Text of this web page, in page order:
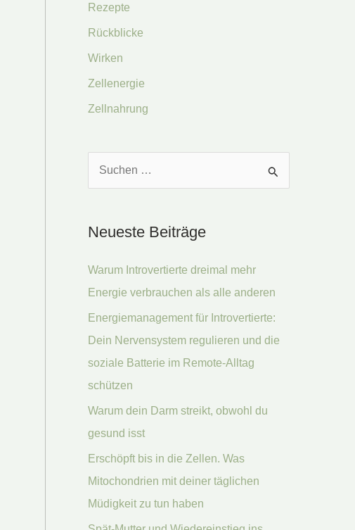
Rezepte
Rückblicke
Wirken
Zellenergie
Zellnahrung
h
n
n
a
c
h
:
Neueste Beiträge
Warum Introvertierte dreimal mehr
Energie verbrauchen als alle anderen
Energiemanagement für Introvertierte:
Dein Nervensystem regulieren und die
soziale Batterie im Remote-Alltag
schützen
Warum dein Darm streikt, obwohl du
gesund isst
Erschöpft bis in die Zellen. Was
Mitochondrien mit deiner täglichen
Müdigkeit zu tun haben